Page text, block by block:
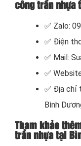
công trần nhựa
✅ Zalo:
✅ Điện
✅ Mail:
✅
✅ Địa chỉ
Bình
Tham khảo
trần nhựa tại